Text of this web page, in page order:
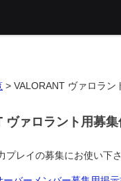
> VALORANT ヴァロラン
ヴァロラント用募
レイの募集にお使い下さ